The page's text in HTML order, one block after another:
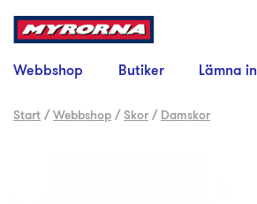
Webbshop Butiker Lämna in
Start /Webbshop /Skor / Damskor